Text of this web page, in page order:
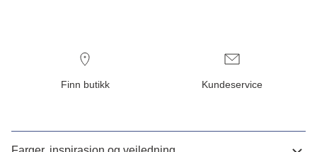
Finn butikk Kundeservice